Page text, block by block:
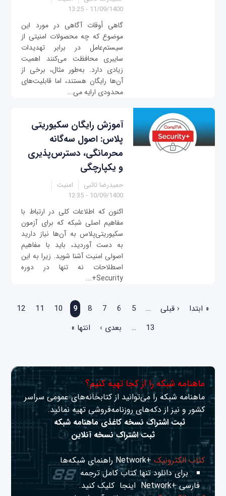
11/09/1400 - 13:25
گاهی أوقات آگاهی در مورد این
موضوع که چه محصولات امنیتی از
سیستم‌عامل در برابر تهدیدات
سایبری محافظت می‌کنند اهمیت
زیادی دارد. به‌طور مثال، برخی از
آن‌ها رایگان هستند، اما قابلیت‌های
محدودی ارایه می‌...
آموزش رایگان سکیوریتی
پلاس: اصول سه‌گانه
محرمانگی، دسترس‌پذیری
و یکپارچگی
حمیدرضا تائبی
امنیت
10/09/1400 - 12:35
اکنون که اطلاعات کلی در ارتباط با
مفاهیم اصلی شبکه که برای آزمون
سکیوریتی‌پلاس به آن‌ها نیاز دارید
به دست آوردید، باید با مفاهیم
اصولی امنیت آشنا شوید. زیرا به این
اصطلاحات نه تنها در دوره
Security+...
« ابتدا ‹ قبلی …
5
6
7
8
9
10
11
12
13
… بعدی › انتها »
ماهنامه شبکه را از کجا تهیه کنیم؟
ماهنامه شبکه را می‌توانید از کتابخانه‌های عمومی سراسر
کشور و نیز از دکه‌های روزنامه‌فروشی تهیه نمائید.
ثبت اشتراک نسخه کاغذی ماهنامه شبکه
ثبت اشتراک نسخه آنلاین
کتاب الکترونیک+Network راهنمای شبکه‌ها
برای دانلود تنها کتاب کامل ترجمه
فارسی +Network
اینجا کلیک کنید.